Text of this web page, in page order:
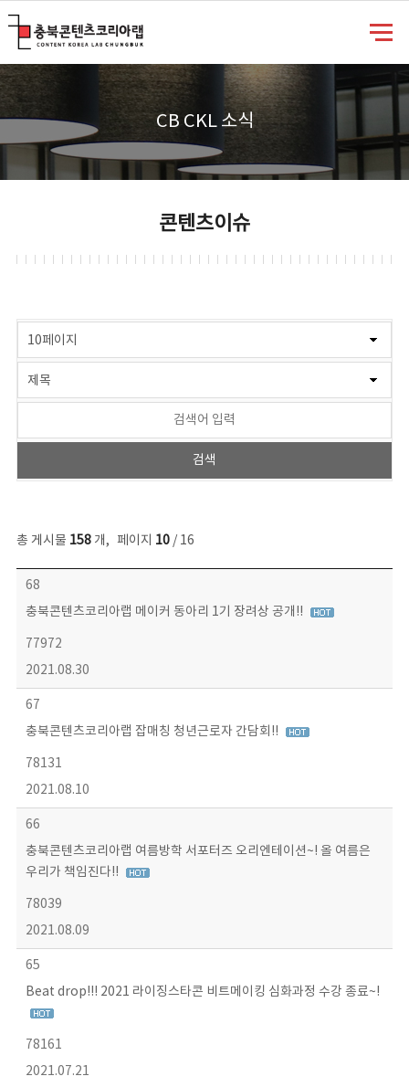
CB CKL 소식
콘텐츠이슈
총 게시물 158개, 페이지 10/ 16
콘텐츠이슈 목록 - 번호, 제목, 작성자, 파일, 조회수, 작성일 정보 제공
68
충북콘텐츠코리아랩 메이커 동아리 1기 장려상 공개!!
77972
2021.08.30
67
충북콘텐츠코리아랩 잡매칭 청년근로자 간담회!!
78131
2021.08.10
66
충북콘텐츠코리아랩 여름방학 서포터즈 오리엔테이션~! 올 여름은
우리가 책임진다!!
78039
2021.08.09
65
Beat drop!!! 2021 라이징스타콘 비트메이킹 심화과정 수강 종료~!
78161
2021.07.21